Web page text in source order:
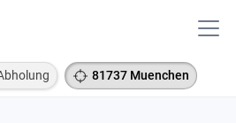
81737 Muenchen